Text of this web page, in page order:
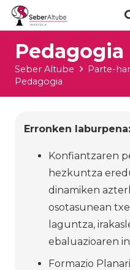
Pedagogia
Seber Altube Parte-
Pedagogia
Erronken laburpena:
Konfiantzaren
hezkuntza
dinamiken
osotasunean
laguntza,
ebaluazioaren
Formazio